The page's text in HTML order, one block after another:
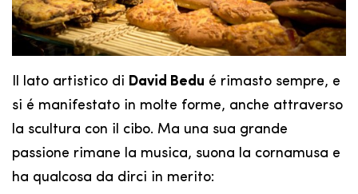
Il lato artistico di David Bedu é rimasto sempre, e
si é manifestato in molte forme, anche attraverso
la scultura con il cibo. Ma una sua grande
passione rimane la musica, suona la cornamusa e
ha qualcosa da dirci in merito: